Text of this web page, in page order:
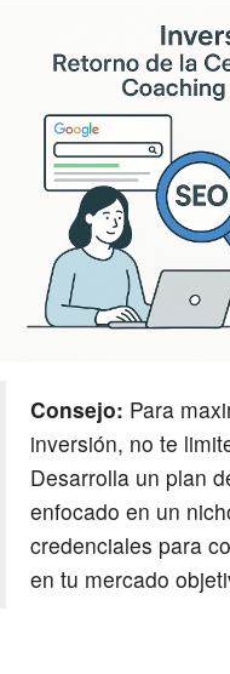
Consejo: Para
inversión, no te
Desarrolla un plan
enfocado en un
credenciales para
en tu mercado